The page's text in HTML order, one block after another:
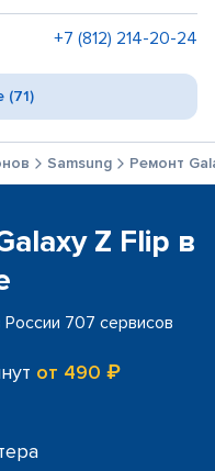
+7 (812) 214-20-24
(71)
Samsung Ремонт
Z Flip в
707 сервисов
от 490 ₽